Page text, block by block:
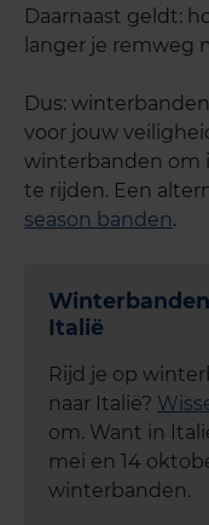
Daarnaast geldt:
langer je remweg
Dus:
voor jouw
winterbanden om
te rijden. Een
season banden.
Italië
Rijd je op
naar Italië?
om. Want in
mei en 14
winterbanden.